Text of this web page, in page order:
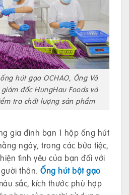
hút gạo OCHAO, Ông Võ
đốc HungHau Foods và
tra chất lượng sản phẩm
gia đình bạn 1 hộp ống hút
ngày, trong các bữa tiệc,
tình yêu của bạn đối với
thân. Ống hút bột gạo
sắc, kích thước phù hợp